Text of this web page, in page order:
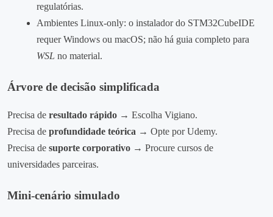
regulatórias.
Ambientes Linux‑only: o instalador do STM32CubeIDE
requer Windows ou macOS; não há guia completo para
WSL no material.
Árvore de decisão simplificada
Precisa de resultado rápido → Escolha Vigiano.
Precisa de profundidade teórica → Opte por Udemy.
Precisa de suporte corporativo → Procure cursos de
universidades parceiras.
Mini‑cenário simulado